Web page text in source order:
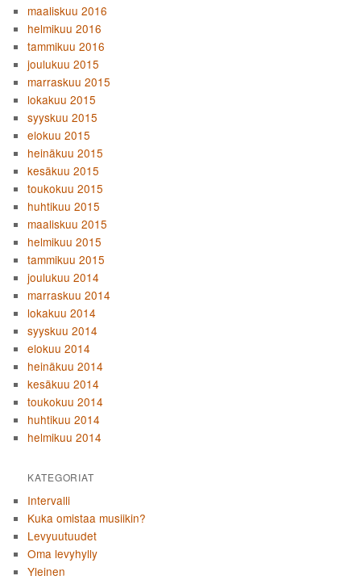
maaliskuu 2016
helmikuu 2016
tammikuu 2016
joulukuu 2015
marraskuu 2015
lokakuu 2015
syyskuu 2015
elokuu 2015
heinäkuu 2015
kesäkuu 2015
toukokuu 2015
huhtikuu 2015
maaliskuu 2015
helmikuu 2015
tammikuu 2015
joulukuu 2014
marraskuu 2014
lokakuu 2014
syyskuu 2014
elokuu 2014
heinäkuu 2014
kesäkuu 2014
toukokuu 2014
huhtikuu 2014
helmikuu 2014
KATEGORIAT
Intervalli
Kuka omistaa musiikin?
Levyuutuudet
Oma levyhylly
Yleinen